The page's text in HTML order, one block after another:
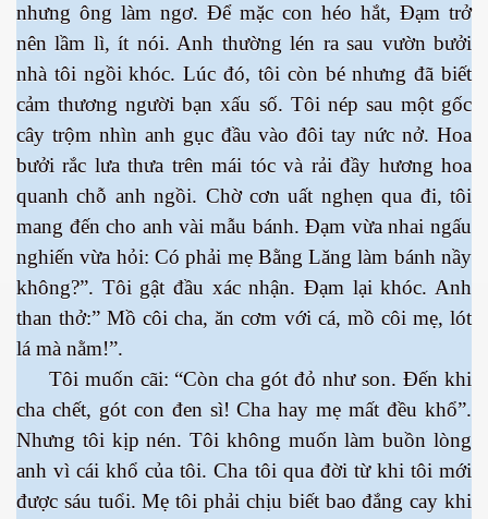
nhưng ông làm ngơ. Để mặc con héo hắt, Đạm trở
nên lầm lì, ít nói. Anh thường lén ra sau vườn bưởi
nhà tôi ngồi khóc. Lúc đó, tôi còn bé nhưng đã biết
cảm thương người bạn xấu số. Tôi nép sau một gốc
cây trộm nhìn anh gục đầu vào đôi tay nức nở. Hoa
bưởi rắc lưa thưa trên mái tóc và rải đầy hương hoa
quanh chỗ anh ngồi. Chờ cơn uất nghẹn qua đi, tôi
mang đến cho anh vài mẫu bánh. Đạm vừa nhai ngấu
nghiến vừa hỏi: Có phải mẹ Bằng Lăng làm bánh nầy
không?”. Tôi gật đầu xác nhận. Đạm lại khóc. Anh
than thở:” Mồ côi cha, ăn cơm với cá, mồ côi mẹ, lót
lá mà nằm!”.
Tôi muốn cãi: “Còn cha gót đỏ như son. Đến khi
cha chết, gót con đen sì! Cha hay mẹ mất đều khổ”.
Nhưng tôi kịp nén. Tôi không muốn làm buồn lòng
anh vì cái khổ của tôi. Cha tôi qua đời từ khi tôi mới
được sáu tuổi. Mẹ tôi phải chịu biết bao đắng cay khi